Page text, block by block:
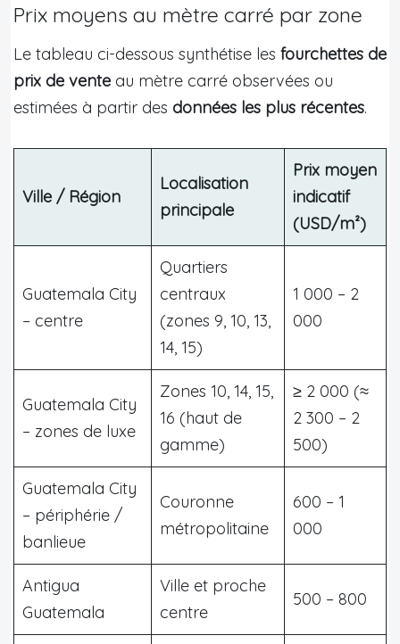
Prix moyens au mètre carré par zone
Le tableau ci-dessous synthétise les fourchettes de
prix de vente au mètre carré observées ou
estimées à partir des données les plus récentes.
Ville / Région
Localisation
principale
Prix moyen
indicatif
(USD/m²)
Guatemala City
– centre
Quartiers
centraux
(zones 9, 10, 13,
14, 15)
1 000 – 2
000
Guatemala City
– zones de luxe
Zones 10, 14, 15,
16 (haut de
gamme)
≥ 2 000 (≈
2 300 – 2
500)
Guatemala City
– périphérie /
banlieue
Couronne
métropolitaine
600 – 1
000
Antigua
Guatemala
Ville et proche
centre
500 – 800